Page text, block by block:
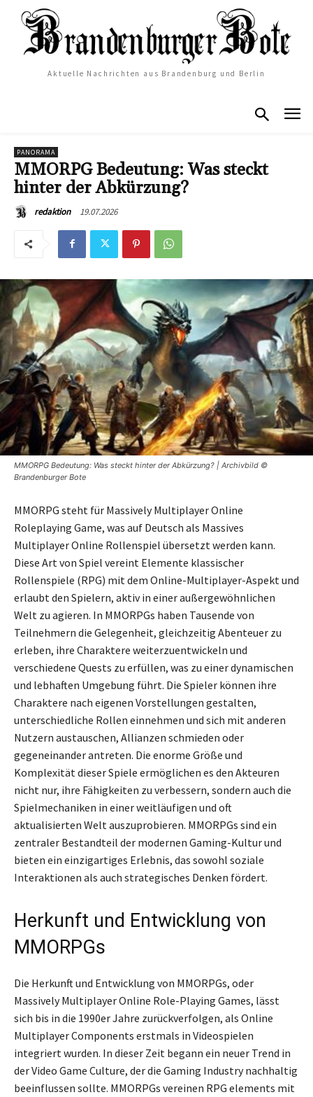
Aktuelle Nachrichten aus Brandenburg und Berlin
PANORAMA
MMORPG Bedeutung: Was steckt
hinter der Abkürzung?
redaktion 19.07.2026
MMORPG Bedeutung: Was steckt hinter der Abkürzung? | Archivbild ©
Brandenburger Bote
MMORPG steht für Massively Multiplayer Online
Roleplaying Game, was auf Deutsch als Massives
Multiplayer Online Rollenspiel übersetzt werden kann.
Diese Art von Spiel vereint Elemente klassischer
Rollenspiele (RPG) mit dem Online-Multiplayer-Aspekt und
erlaubt den Spielern, aktiv in einer außergewöhnlichen
Welt zu agieren. In MMORPGs haben Tausende von
Teilnehmern die Gelegenheit, gleichzeitig Abenteuer zu
erleben, ihre Charaktere weiterzuentwickeln und
verschiedene Quests zu erfüllen, was zu einer dynamischen
und lebhaften Umgebung führt. Die Spieler können ihre
Charaktere nach eigenen Vorstellungen gestalten,
unterschiedliche Rollen einnehmen und sich mit anderen
Nutzern austauschen, Allianzen schmieden oder
gegeneinander antreten. Die enorme Größe und
Komplexität dieser Spiele ermöglichen es den Akteuren
nicht nur, ihre Fähigkeiten zu verbessern, sondern auch die
Spielmechaniken in einer weitläufigen und oft
aktualisierten Welt auszuprobieren. MMORPGs sind ein
zentraler Bestandteil der modernen Gaming-Kultur und
bieten ein einzigartiges Erlebnis, das sowohl soziale
Interaktionen als auch strategisches Denken fördert.
Herkunft und Entwicklung von
MMORPGs
Die Herkunft und Entwicklung von MMORPGs, oder
Massively Multiplayer Online Role-Playing Games, lässt
sich bis in die 1990er Jahre zurückverfolgen, als Online
Multiplayer Components erstmals in Videospielen
integriert wurden. In dieser Zeit begann ein neuer Trend in
der Video Game Culture, der die Gaming Industry nachhaltig
beeinflussen sollte. MMORPGs vereinen RPG elements mit